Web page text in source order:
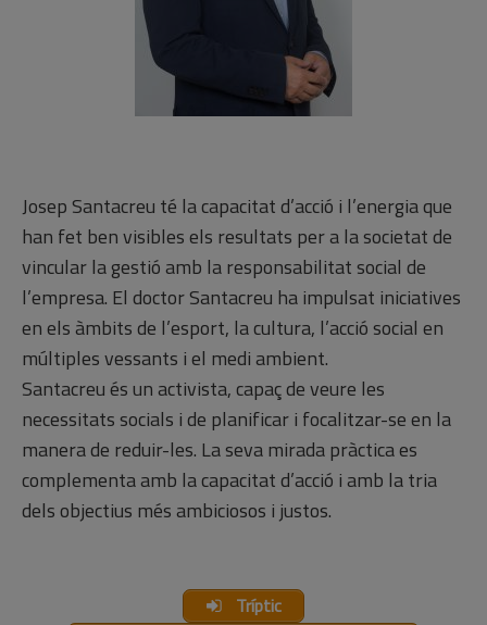
Josep Santacreu té la capacitat d’acció i l’energia que
han fet ben visibles els resultats per a la societat de
vincular la gestió amb la responsabilitat social de
l’empresa. El doctor Santacreu ha impulsat iniciatives
en els àmbits de l’esport, la cultura, l’acció social en
múltiples vessants i el medi ambient.
Santacreu és un activista, capaç de veure les
necessitats socials i de planificar i focalitzar-se en la
manera de reduir-les. La seva mirada pràctica es
complementa amb la capacitat d’acció i amb la tria
dels objectius més ambiciosos i justos.
Tríptic